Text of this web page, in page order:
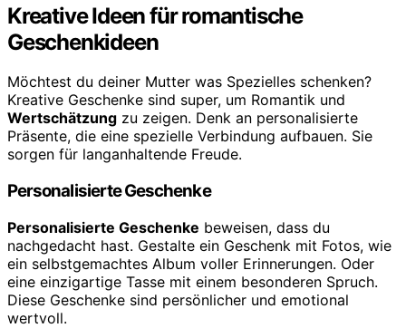
Kreative Ideen für romantische
Geschenkideen
Möchtest du deiner Mutter was Spezielles schenken?
Kreative Geschenke sind super, um Romantik und
Wertschätzung zu zeigen. Denk an personalisierte
Präsente, die eine spezielle Verbindung aufbauen. Sie
sorgen für langanhaltende Freude.
Personalisierte Geschenke
Personalisierte Geschenke beweisen, dass du
nachgedacht hast. Gestalte ein Geschenk mit Fotos, wie
ein selbstgemachtes Album voller Erinnerungen. Oder
eine einzigartige Tasse mit einem besonderen Spruch.
Diese Geschenke sind persönlicher und emotional
wertvoll.